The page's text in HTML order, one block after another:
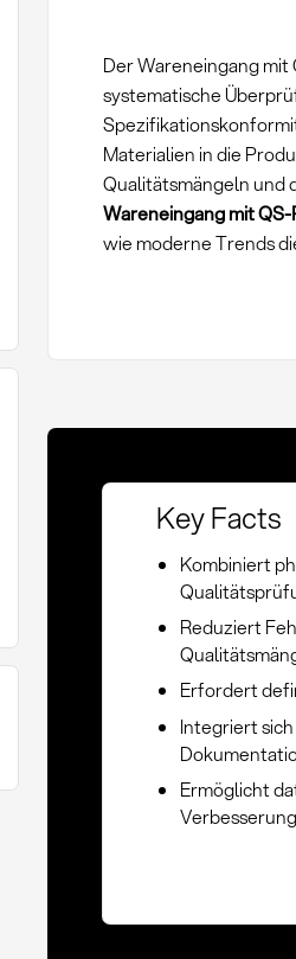
Der Wareneingang
systematische
Materialien in die
Qualitätsmängeln und
Wareneingang mit
wie moderne Trends
Key Facts
Kombiniert
Reduziert
Erfordert
Integriert
Ermöglicht
Verbesserung